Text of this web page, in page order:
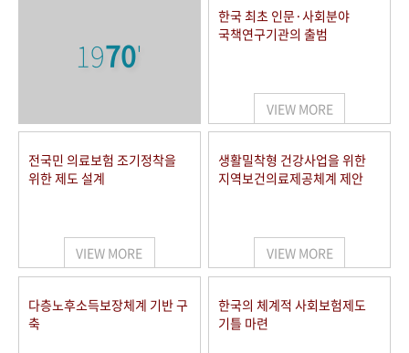
키워드로 보는 연구 역사
연구자들
사진 아카이브 문서 기록물 행정박물 영상 기록물
50+1 주년 기념
세계와 함께 한 KIHASA
VR 역사관
1970'
한국 최초 인문·사회분야
국책연구기관의 출범
VIEW MORE
전국민 의료보험 조기정착을
위한 제도 설계
VIEW MORE
생활밀착형 건강사업을 위한
지역보건의료제공체계 제안
VIEW MORE
다층노후소득보장체계 기반 구
축
한국의 체계적 사회보험제도
기틀 마련